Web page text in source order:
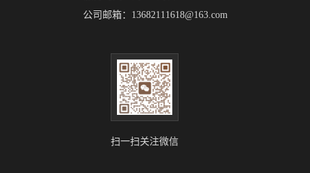
公司邮箱：13682111618@163.com
扫一扫关注微信